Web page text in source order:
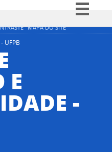
MAPA DO SITE
Simplifique!
Acesso à informação
Canais
UFPB
E
-